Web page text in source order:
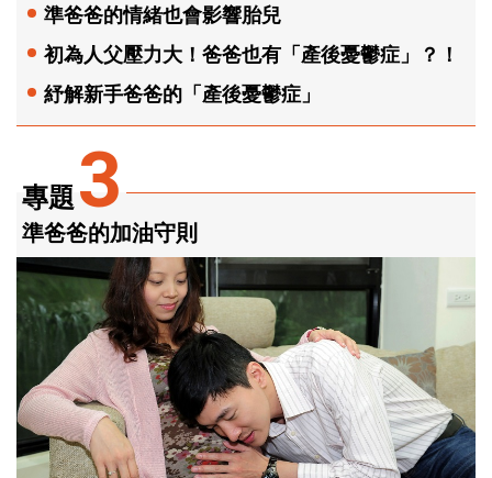
專題3
準爸爸的加油守則
準爸爸的情緒也會影響胎兒
初為人父壓力大！爸爸也有「產後憂鬱症」？！
紓解新手爸爸的「產後憂鬱症」